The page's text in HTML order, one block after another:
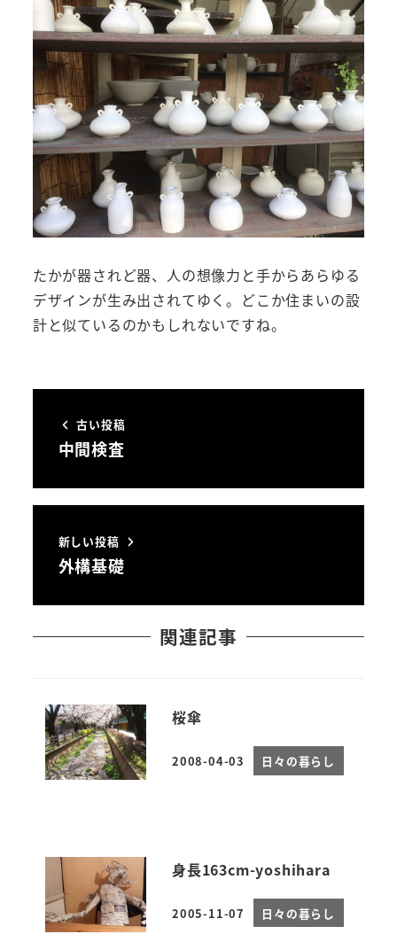
たかが器されど器、人の想像力と手からあらゆる
デザインが生み出されてゆく。どこか住まいの設
計と似ているのかもしれないですね。
古い投稿
中間検査
新しい投稿
外構基礎
関連記事
桜傘
投稿日
2008-04-03 日々の暮らし
身長163cm-yoshihara
投稿日
2005-11-07 日々の暮らし